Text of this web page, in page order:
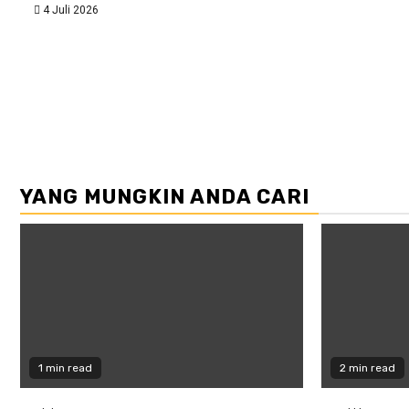
4 Juli 2026
YANG MUNGKIN ANDA CARI
1 min read 2 min read